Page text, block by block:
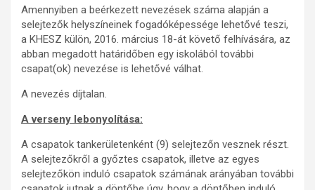
Amennyiben a beérkezett nevezések száma alapján a
selejtezők helyszíneinek fogadóképessége lehetővé teszi,
a KHESZ külön, 2016. március 18-át követő felhívására, az
abban megadott határidőben egy iskolából további
csapat(ok) nevezése is lehetővé válhat.
A nevezés díjtalan.
A verseny lebonyolítása:
A csapatok tankerületenként (9) selejtezőn vesznek részt.
A selejtezőkről a győztes csapatok, illetve az egyes
selejtezőkön induló csapatok számának arányában további